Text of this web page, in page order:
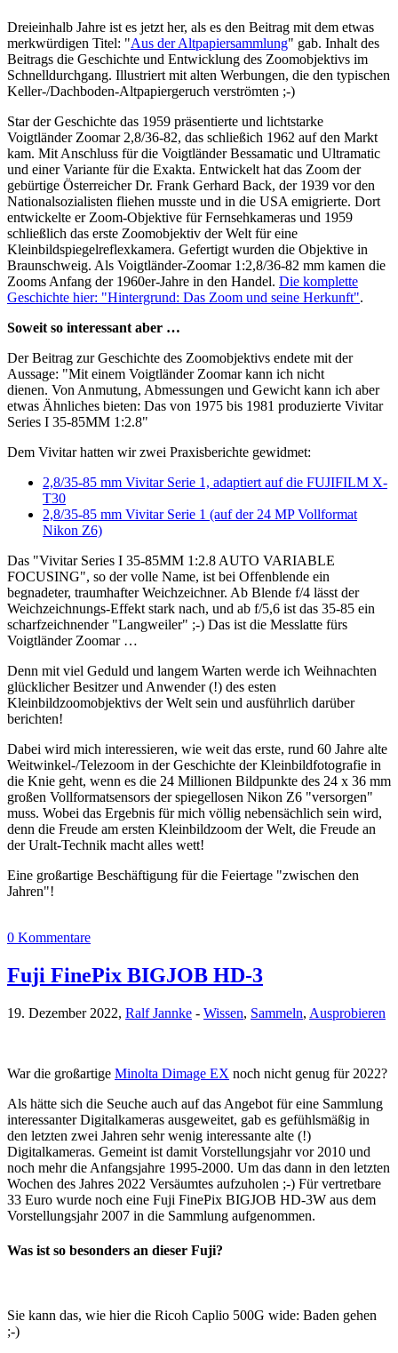
Dreieinhalb Jahre ist es jetzt her, als es den Beitrag mit dem etwas
merkwürdigen Titel: "Aus der Altpapiersammlung" gab. Inhalt des
Beitrags die Geschichte und Entwicklung des Zoomobjektivs im
Schnelldurchgang. Illustriert mit alten Werbungen, die den typischen
Keller-/Dachboden-Altpapiergeruch verströmten ;-)
Star der Geschichte das 1959 präsentierte und lichtstarke
Voigtländer Zoomar 2,8/36-82, das schließich 1962 auf den Markt
kam. Mit Anschluss für die Voigtländer Bessamatic und Ultramatic
und einer Variante für die Exakta. Entwickelt hat das Zoom der
gebürtige Österreicher Dr. Frank Gerhard Back, der 1939 vor den
Nationalsozialisten fliehen musste und in die USA emigrierte. Dort
entwickelte er Zoom-Objektive für Fernsehkameras und 1959
schließlich das erste Zoomobjektiv der Welt für eine
Kleinbildspiegelreflexkamera. Gefertigt wurden die Objektive in
Braunschweig. Als Voigtländer-Zoomar 1:2,8/36-82 mm kamen die
Zooms Anfang der 1960er-Jahre in den Handel. Die komplette
Geschichte hier: "Hintergrund: Das Zoom und seine Herkunft".
Soweit so interessant aber …
Der Beitrag zur Geschichte des Zoomobjektivs endete mit der
Aussage: "Mit einem Voigtländer Zoomar kann ich nicht
dienen. Von Anmutung, Abmessungen und Gewicht kann ich aber
etwas Ähnliches bieten: Das von 1975 bis 1981 produzierte Vivitar
Series I 35-85MM 1:2.8"
Dem Vivitar hatten wir zwei Praxisberichte gewidmet:
2,8/35-85 mm Vivitar Serie 1, adaptiert auf die FUJIFILM X-
T30
2,8/35-85 mm Vivitar Serie 1 (auf der 24 MP Vollformat
Nikon Z6)
Das "Vivitar Series I 35-85MM 1:2.8 AUTO VARIABLE
FOCUSING", so der volle Name, ist bei Offenblende ein
begnadeter, traumhafter Weichzeichner. Ab Blende f/4 lässt der
Weichzeichnungs-Effekt stark nach, und ab f/5,6 ist das 35-85 ein
scharfzeichnender "Langweiler" ;-) Das ist die Messlatte fürs
Voigtländer Zoomar …
Denn mit viel Geduld und langem Warten werde ich Weihnachten
glücklicher Besitzer und Anwender (!) des esten
Kleinbildzoomobjektivs der Welt sein und ausführlich darüber
berichten!
Dabei wird mich interessieren, wie weit das erste, rund 60 Jahre alte
Weitwinkel-/Telezoom in der Geschichte der Kleinbildfotografie in
die Knie geht, wenn es die 24 Millionen Bildpunkte des 24 x 36 mm
großen Vollformatsensors der spiegellosen Nikon Z6 "versorgen"
muss. Wobei das Ergebnis für mich völlig nebensächlich sein wird,
denn die Freude am ersten Kleinbildzoom der Welt, die Freude an
der Uralt-Technik macht alles wett!
Eine großartige Beschäftigung für die Feiertage "zwischen den
Jahren"!
0 Kommentare
Fuji FinePix BIGJOB HD-3
19. Dezember 2022, Ralf Jannke - Wissen, Sammeln, Ausprobieren
War die großartige Minolta Dimage EX noch nicht genug für 2022?
Als hätte sich die Seuche auch auf das Angebot für eine Sammlung
interessanter Digitalkameras ausgeweitet, gab es gefühlsmäßig in
den letzten zwei Jahren sehr wenig interessante alte (!)
Digitalkameras. Gemeint ist damit Vorstellungsjahr vor 2010 und
noch mehr die Anfangsjahre 1995-2000. Um das dann in den letzten
Wochen des Jahres 2022 Versäumtes aufzuholen ;-) Für vertretbare
33 Euro wurde noch eine Fuji FinePix BIGJOB HD-3W aus dem
Vorstellungsjahr 2007 in die Sammlung aufgenommen.
Was ist so besonders an dieser Fuji?
Sie kann das, wie hier die Ricoh Caplio 500G wide: Baden gehen
;-)